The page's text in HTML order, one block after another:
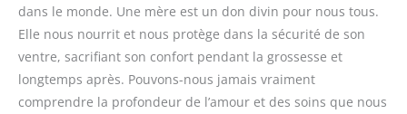
dans le monde. Une mère est un don divin pour nous tous.
Elle nous nourrit et nous protège dans la sécurité de son
ventre, sacrifiant son confort pendant la grossesse et
longtemps après. Pouvons-nous jamais vraiment
comprendre la profondeur de l’amour et des soins que nous